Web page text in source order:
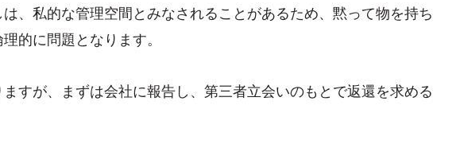
、私的な管理空間とみなされることがあるため、黙って物を持ち
的に問題となります。
すが、まずは会社に報告し、第三者立会いのもとで返還を求める